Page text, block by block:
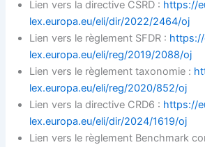
Lien vers la directive CSRD : https://
lex.europa.eu/eli/dir/2022/2464/oj
Lien vers le règlement SFDR :
lex.europa.eu/eli/reg/2019/2088/oj
Lien vers le règlement taxonomie :
lex.europa.eu/eli/reg/2020/852/oj
Lien vers la directive CRD6 : https://
lex.europa.eu/eli/dir/2024/1619/oj
Lien vers le règlement Benchmark